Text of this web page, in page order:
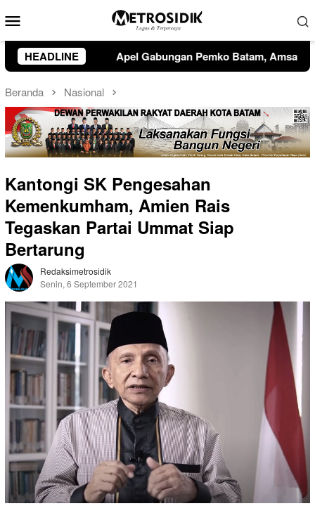
ke
kontenMobile
HEADLINE
Batam, Amsakar Soroti Kinerja OPD dan Optimalisasi
Beranda Nasional
Kantongi SK Pengesahan
Kemenkumham, Amien Rais
Tegaskan Partai Ummat Siap
Bertarung
Redaksimetrosidik
Senin, 6 September 2021